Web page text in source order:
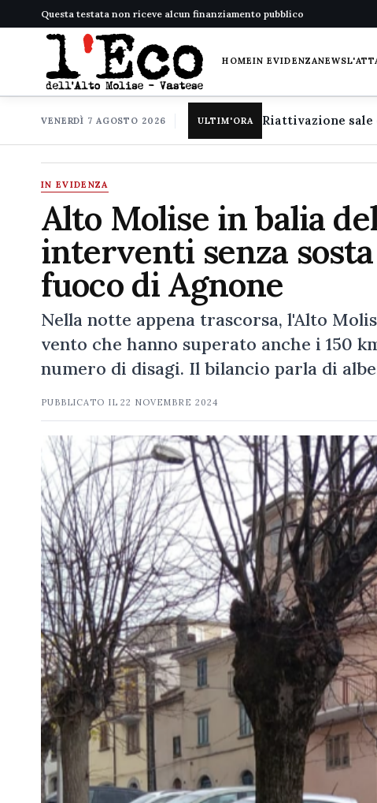
Questa testata non riceve alcun finanziamento pubblico
HOMEIN EVIDENZANEWS
VENERDÌ 7 AGOSTO 2026 ULTIM'ORA
IN EVIDENZA
Alto Molise in balia
interventi senza
fuoco di Agnone
Nella notte appena trascorsa, l'Alto
vento che hanno superato anche i 150
numero di disagi. Il bilancio parla di
PUBBLICATO IL22 NOVEMBRE 2024